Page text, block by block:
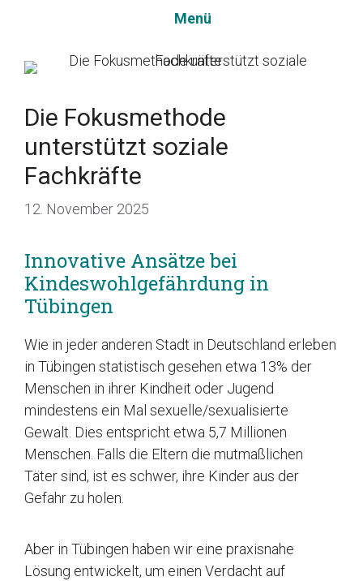
Menü
Die Fokusmethode
unterstützt soziale
Fachkräfte
12. November 2025
Innovative Ansätze bei
Kindeswohlgefährdung in
Tübingen
Wie in jeder anderen Stadt in Deutschland erleben
in Tübingen statistisch gesehen etwa 13% der
Menschen in ihrer Kindheit oder Jugend
mindestens ein Mal sexuelle/sexualisierte
Gewalt. Dies entspricht etwa 5,7 Millionen
Menschen. Falls die Eltern die mutmaßlichen
Täter sind, ist es schwer, ihre Kinder aus der
Gefahr zu holen.
Aber in Tübingen haben wir eine praxisnahe
Lösung entwickelt, um einen Verdacht auf